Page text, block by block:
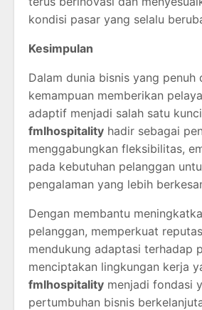
kondisi pasar yang selalu
Kesimpulan
Dalam dunia bisnis yang penuh
kemampuan memberikan
adaptif menjadi salah satu
fmlhospitality hadir sebagai
menggabungkan fleksibilitas,
pada kebutuhan pelanggan
pengalaman yang lebih
Dengan membantu
pelanggan, memperkuat
mendukung adaptasi terhadap
menciptakan lingkungan kerja
fmlhospitality menjadi fondasi
pertumbuhan bisnis